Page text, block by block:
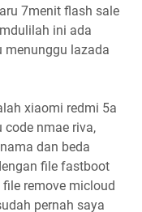
7menit flash sale
ini ada
menunggu lazada
xiaomi redmi 5a
nmae riva,
dan beda
file fastboot
remove micloud
pernah saya